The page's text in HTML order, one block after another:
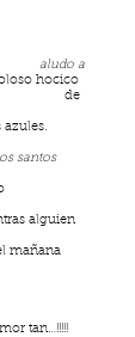
a
santos